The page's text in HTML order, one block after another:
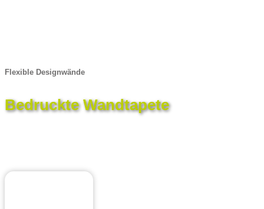
Flexible Designwände
Bedruckte Wandtapete